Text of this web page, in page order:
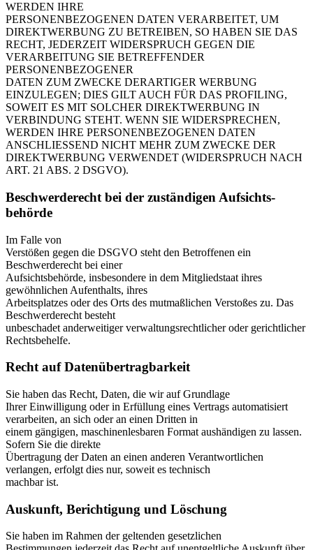
WERDEN IHRE
PERSONENBEZOGENEN DATEN VERARBEITET, UM
DIREKTWERBUNG ZU BETREIBEN, SO HABEN SIE DAS
RECHT, JEDERZEIT WIDERSPRUCH GEGEN DIE
VERARBEITUNG SIE BETREFFENDER
PERSONENBEZOGENER
DATEN ZUM ZWECKE DERARTIGER WERBUNG
EINZULEGEN; DIES GILT AUCH FÜR DAS PROFILING,
SOWEIT ES MIT SOLCHER DIREKTWERBUNG IN
VERBINDUNG STEHT. WENN SIE WIDERSPRECHEN,
WERDEN IHRE PERSONENBEZOGENEN DATEN
ANSCHLIESSEND NICHT MEHR ZUM ZWECKE DER
DIREKTWERBUNG VERWENDET (WIDERSPRUCH NACH
ART. 21 ABS. 2 DSGVO).
Beschwerde­recht bei der zuständigen Aufsichts­
behörde
Im Falle von
Verstößen gegen die DSGVO steht den Betroffenen ein
Beschwerderecht bei einer
Aufsichtsbehörde, insbesondere in dem Mitgliedstaat ihres
gewöhnlichen Aufenthalts, ihres
Arbeitsplatzes oder des Orts des mutmaßlichen Verstoßes zu. Das
Beschwerderecht besteht
unbeschadet anderweitiger verwaltungsrechtlicher oder gerichtlicher
Rechtsbehelfe.
Recht auf Daten­übertrag­barkeit
Sie haben das Recht, Daten, die wir auf Grundlage
Ihrer Einwilligung oder in Erfüllung eines Vertrags automatisiert
verarbeiten, an sich oder an einen Dritten in
einem gängigen, maschinenlesbaren Format aushändigen zu lassen.
Sofern Sie die direkte
Übertragung der Daten an einen anderen Verantwortlichen
verlangen, erfolgt dies nur, soweit es technisch
machbar ist.
Auskunft, Berichtigung und Löschung
Sie haben im Rahmen der geltenden gesetzlichen